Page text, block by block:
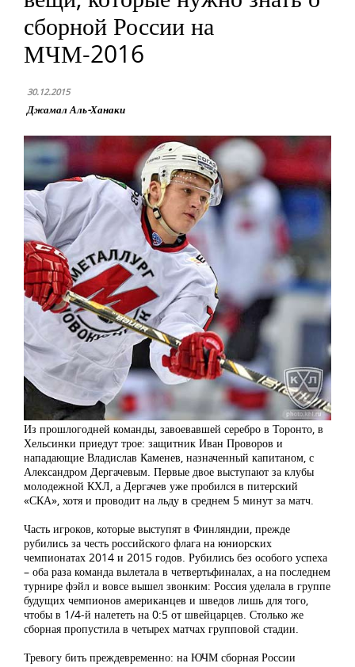
сборной России на
МЧМ-2016
30.12.2015
Джамал Аль-Ханаки
Из прошлогодней команды, завоевавшей серебро в Торонто, в
Хельсинки приедут трое: защитник Иван Проворов и
нападающие Владислав Каменев, назначенный капитаном, с
Александром Дергачевым. Первые двое выступают за клубы
молодежной КХЛ, а Дергачев уже пробился в питерский
«СКА», хотя и проводит на льду в среднем 5 минут за матч.
Часть игроков, которые выступят в Финляндии, прежде
рубились за честь российского флага на юниорских
чемпионатах 2014 и 2015 годов. Рубились без особого успеха
– оба раза команда вылетала в четвертьфиналах, а на последнем
турнире фэйл и вовсе вышел звонким: Россия уделала в группе
будущих чемпионов американцев и шведов лишь для того,
чтобы в 1/4-й налететь на 0:5 от швейцарцев. Столько же
сборная пропустила в четырех матчах групповой стадии.
Тревогу бить преждевременно: на ЮЧМ сборная России